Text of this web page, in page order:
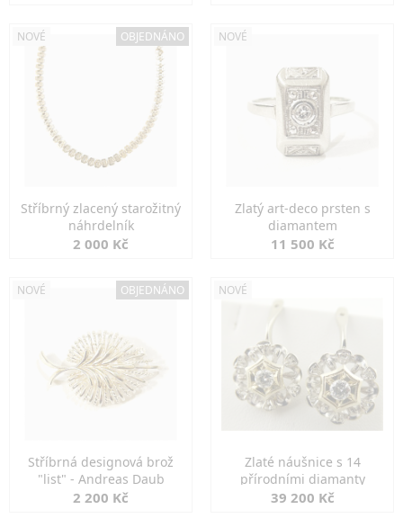
NOVÉ OBJEDNÁNO
Stříbrný zlacený starožitný
náhrdelník
2 000 Kč
NOVÉ
Zlatý art-deco prsten s
diamantem
11 500 Kč
NOVÉ OBJEDNÁNO
Stříbrná designová brož
"list" - Andreas Daub
2 200 Kč
NOVÉ
Zlaté náušnice s 14
přírodními diamanty
39 200 Kč